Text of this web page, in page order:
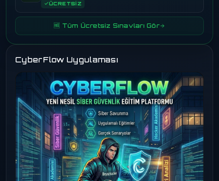
ÜCRETSİZ
🆓 Tüm Ücretsiz Sınavları Gör
CyberFlow Uygulaması